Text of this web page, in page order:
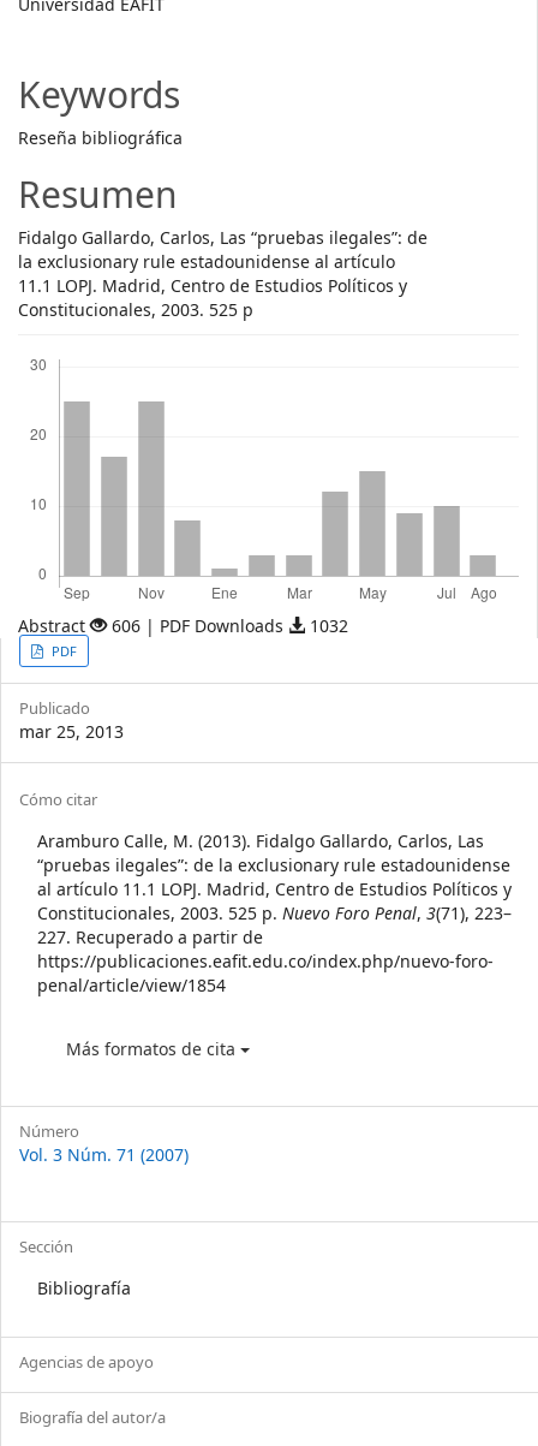
Article
Keywords
Reseña bibliográfica
Resumen
Fidalgo Gallardo, Carlos, Las “pruebas ilegales”: de
la exclusionary rule estadounidense al artículo
11.1 LOPJ. Madrid, Centro de Estudios Políticos y
Constitucionales, 2003. 525 p
Abstract 606 | PDF Downloads 1032
Article
Sidebar
PDF
Publicado
mar 25, 2013
Article
Details
Cómo citar
Aramburo Calle, M. (2013). Fidalgo Gallardo, Carlos, Las
“pruebas ilegales”: de la exclusionary rule estadounidense
al artículo 11.1 LOPJ. Madrid, Centro de Estudios Políticos y
Constitucionales, 2003. 525 p. Nuevo Foro Penal, 3(71), 223–
227. Recuperado a partir de
https://publicaciones.eafit.edu.co/index.php/nuevo-foro-
penal/article/view/1854
Más formatos de cita
Número
Vol. 3 Núm. 71 (2007)
Sección
Bibliografía
Agencias de apoyo
Biografía del autor/a